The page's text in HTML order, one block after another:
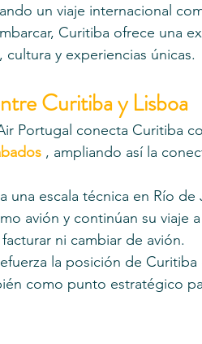
un viaje internacional
Curitiba ofrece una
y experiencias únicas.
Curitiba y Lisboa
Portugal conecta Curitiba
, ampliando así la
una escala técnica en Río
avión y continúan su viaje
ni cambiar de avión.
la posición de
como punto estratégico